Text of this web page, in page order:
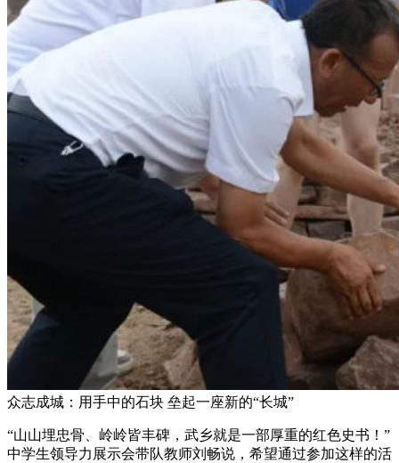
众志成城：用手中的石块 垒起一座新的“长城”
“山山埋忠骨、岭岭皆丰碑，武乡就是一部厚重的红色史书！”
中学生领导力展示会带队教师刘畅说，希望通过参加这样的活